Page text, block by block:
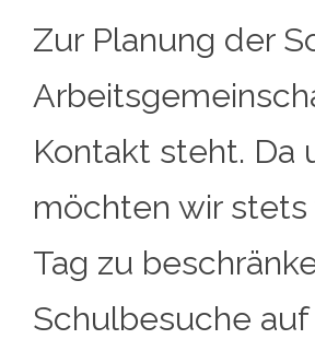
Zur Planung der
Kontakt steht. Da
möchten wir
Tag zu
Schulbesuche